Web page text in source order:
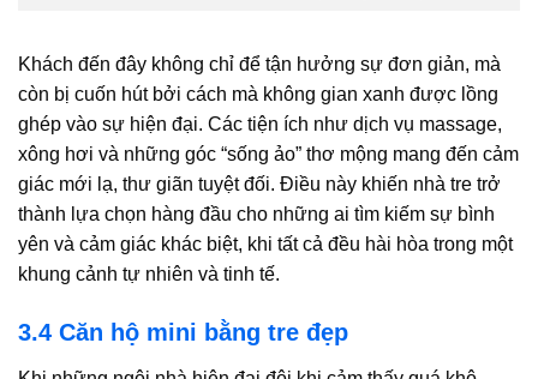
Khách đến đây không chỉ để tận hưởng sự đơn giản, mà
còn bị cuốn hút bởi cách mà không gian xanh được lồng
ghép vào sự hiện đại. Các tiện ích như dịch vụ massage,
xông hơi và những góc “sống ảo” thơ mộng mang đến cảm
giác mới lạ, thư giãn tuyệt đối. Điều này khiến nhà tre trở
thành lựa chọn hàng đầu cho những ai tìm kiếm sự bình
yên và cảm giác khác biệt, khi tất cả đều hài hòa trong một
khung cảnh tự nhiên và tinh tế.
3.4 Căn hộ mini bằng tre đẹp